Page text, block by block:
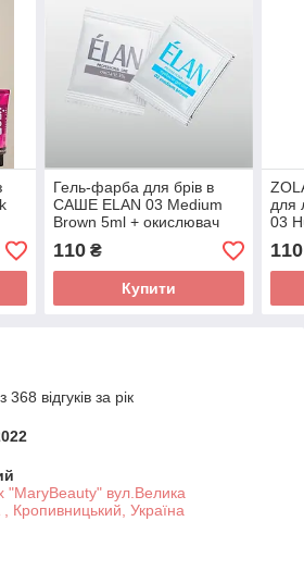
Гель-фарба для брів в
САШЕ ELAN 03 Medium
Brown 5ml + окислювач
5ml
110₴
Купити
для
03
1мл
110
відгуків за рік
вул.Велика
Кропивницький, Україна